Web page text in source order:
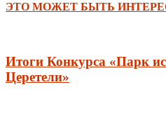
ЭТО МОЖЕТ БЫТЬ
Итоги Конкурса «Парк
Церетели»